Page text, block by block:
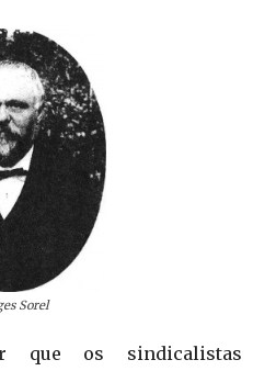
Sorel
que os sindicalistas